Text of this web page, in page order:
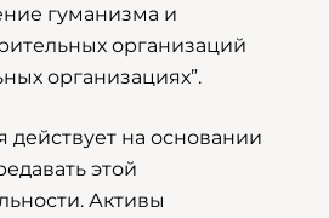
гумaнизма и
организаций
организациях”.
действует на основании
этой
Активы